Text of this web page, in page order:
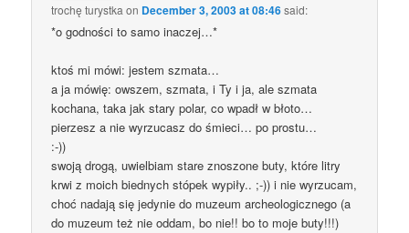
trochę turystka on December 3, 2003 at 08:46said:
*o godności to samo inaczej…*
ktoś mi mówi: jestem szmata…
a ja mówię: owszem, szmata, i Ty i ja, ale szmata
kochana, taka jak stary polar, co wpadł w błoto…
pierzesz a nie wyrzucasz do śmieci… po prostu…
:-))
swoją drogą, uwielbiam stare znoszone buty, które litry
krwi z moich biednych stópek wypiły.. ;-)) i nie wyrzucam,
choć nadają się jedynie do muzeum archeologicznego (a
do muzeum też nie oddam, bo nie!! bo to moje buty!!!)